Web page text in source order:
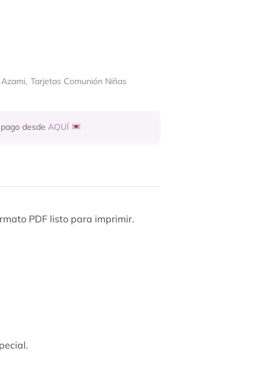
, Tarjetas Comunión Niñas
desde AQUÍ
PDF listo para imprimir.